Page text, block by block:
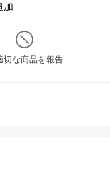
加
切な商品を報告